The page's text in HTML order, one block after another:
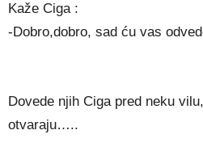
Kaže Ciga :
-Dobro,dobro, sad ću vas
Dovede njih Ciga pred neku
otvaraju…..